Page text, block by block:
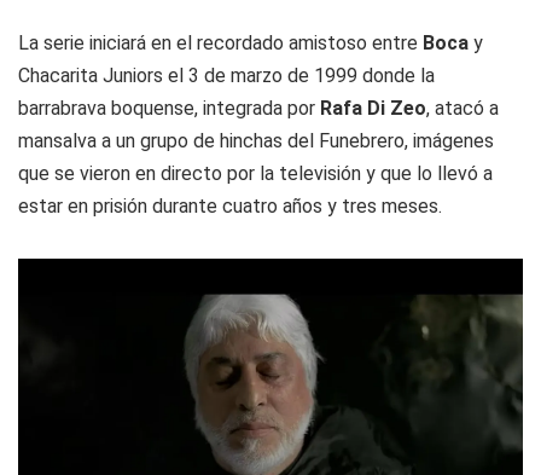
La serie iniciará en el recordado amistoso entre Boca y
Chacarita Juniors el 3 de marzo de 1999 donde la
barrabrava boquense, integrada por Rafa Di Zeo, atacó a
mansalva a un grupo de hinchas del Funebrero, imágenes
que se vieron en directo por la televisión y que lo llevó a
estar en prisión durante cuatro años y tres meses.